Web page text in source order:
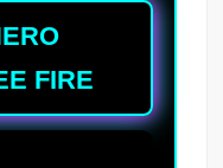
FIRE